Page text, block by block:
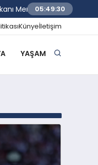
Memişoğlu Trabzon
05:49:30
Künyeİletişim
YAŞAM